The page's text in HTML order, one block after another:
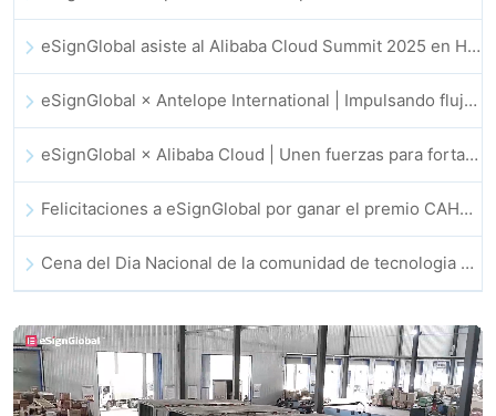
eSignGlobal asiste al Alibaba Cloud Summit 2025 en Hong Kong, para discutir conjuntamente el futuro de la innovación en la nube impulsada por la IA y la confianza digital
eSignGlobal × Antelope International | Impulsando flujos de trabajo digitales seguros y basados en IA
eSignGlobal × Alibaba Cloud | Unen fuerzas para fortalecer la confianza digital global en fintech
Felicitaciones a eSignGlobal por ganar el premio CAHK STAR 2025
Cena del Dia Nacional de la comunidad de tecnologia e innovacion de Hong Kong